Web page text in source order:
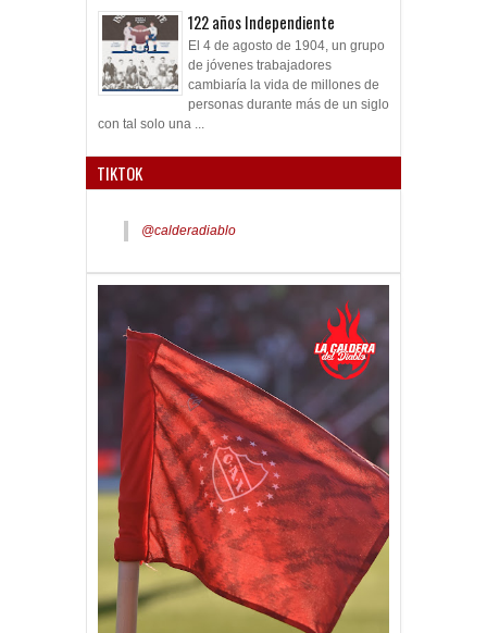
122 años Independiente
El 4 de agosto de 1904, un grupo
de jóvenes trabajadores
cambiaría la vida de millones de
personas durante más de un siglo
con tal solo una ...
TIKTOK
@calderadiablo